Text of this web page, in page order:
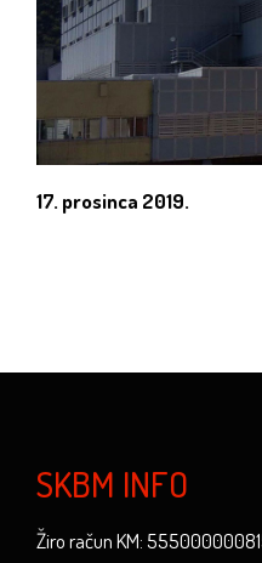
17. prosinca 2019.
SKBM INFO
Žiro račun KM: